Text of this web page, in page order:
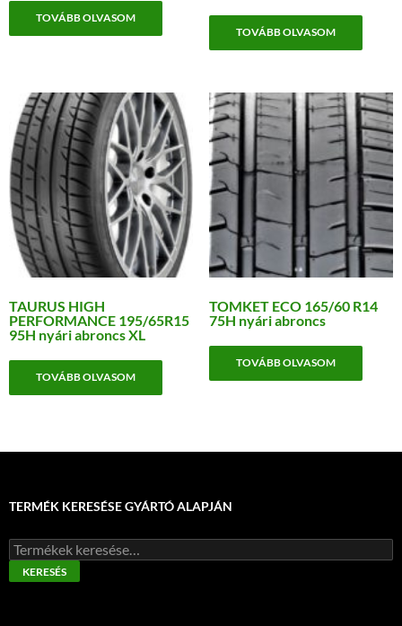
TOVÁBB OLVASOM
TOVÁBB OLVASOM
TAURUS HIGH
PERFORMANCE 195/65R15
95H nyári abroncs XL
TOVÁBB OLVASOM
TOMKET ECO 165/60 R14
75H nyári abroncs
TOVÁBB OLVASOM
TERMÉK KERESÉSE GYÁRTÓ ALAPJÁN
Keresés
a
következőre:
KERESÉS